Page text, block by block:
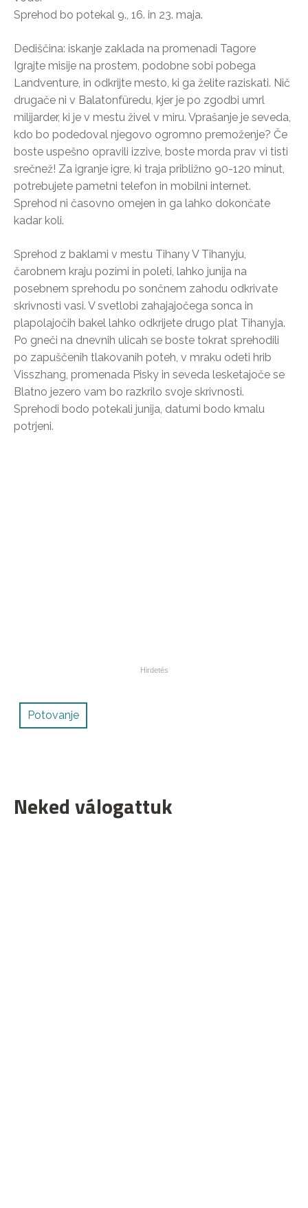
Sprehod bo potekal 9., 16. in 23. maja.
Dediščina: iskanje zaklada na promenadi Tagore
Igrajte misije na prostem, podobne sobi pobega
Landventure, in odkrijte mesto, ki ga želite raziskati. Nič
drugače ni v Balatonfüredu, kjer je po zgodbi umrl
milijarder, ki je v mestu živel v miru. Vprašanje je seveda,
kdo bo podedoval njegovo ogromno premoženje? Če
boste uspešno opravili izzive, boste morda prav vi tisti
srečnež! Za igranje igre, ki traja približno 90-120 minut,
potrebujete pametni telefon in mobilni internet.
Sprehod ni časovno omejen in ga lahko dokončate
kadar koli.
Sprehod z baklami v mestu Tihany V Tihanyju,
čarobnem kraju pozimi in poleti, lahko junija na
posebnem sprehodu po sončnem zahodu odkrivate
skrivnosti vasi. V svetlobi zahajajočega sonca in
plapolajočih bakel lahko odkrijete drugo plat Tihanyja.
Po gneči na dnevnih ulicah se boste tokrat sprehodili
po zapuščenih tlakovanih poteh, v mraku odeti hrib
Visszhang, promenada Pisky in seveda lesketajoče se
Blatno jezero vam bo razkrilo svoje skrivnosti.
Sprehodi bodo potekali junija, datumi bodo kmalu
potrjeni.
Potovanje
Neked válogattuk